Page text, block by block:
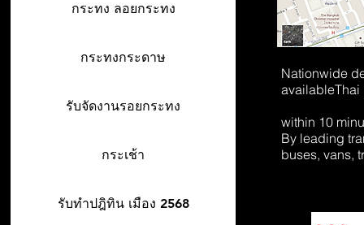
กระทง ลอยกระทง
กระทงกระดาษ
รับจัดงานรอยกระทง
กระเช้า
รับทำปฎิทิน เมือง 2568
Nationwide
availableThai
within 10
By leading
buses, vans,